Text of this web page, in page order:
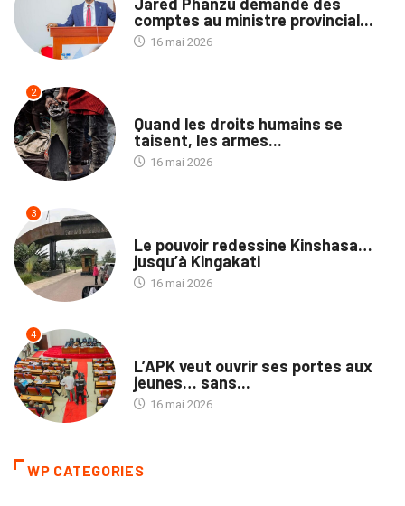
comptes au ministre provincial...
16 mai 2026
2
Quand les droits humains se
taisent, les armes...
16 mai 2026
3
Le pouvoir redessine Kinshasa…
jusqu’à Kingakati
16 mai 2026
4
L’APK veut ouvrir ses portes aux
jeunes… sans...
16 mai 2026
WP CATEGORIES